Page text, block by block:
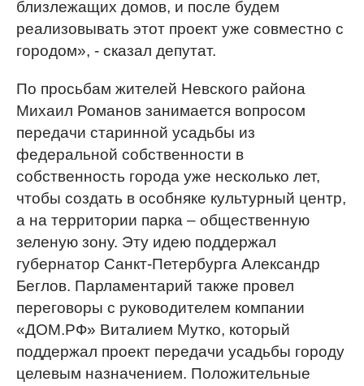
близлежащих домов, и после будем
реализовывать этот проект уже совместно с
городом», - сказал депутат.
По просьбам жителей Невского района
Михаил Романов занимается вопросом
передачи старинной усадьбы из
федеральной собственности в
собственность города уже несколько лет,
чтобы создать в особняке культурный центр,
а на территории парка – общественную
зеленую зону. Эту идею поддержал
губернатор Санкт-Петербурга Александр
Беглов. Парламентарий также провел
переговоры с руководителем компании
«ДОМ.РФ» Виталием Мутко, который
поддержал проект передачи усадьбы городу
целевым назначением. Положительные